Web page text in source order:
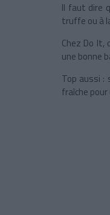
Il faut dire
truffe ou à
Chez Do It,
une bonne
Top aussi
fraîche